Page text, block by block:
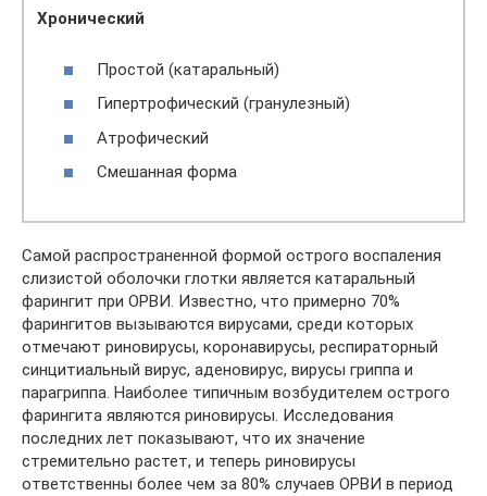
Хронический
Простой (катаральный)
Гипертрофический (гранулезный)
Атрофический
Смешанная форма
Самой распространенной формой острого воспаления
слизистой оболочки глотки является катаральный
фарингит при ОРВИ. Известно, что примерно 70%
фарингитов вызываются вирусами, среди которых
отмечают риновирусы, коронавирусы, респираторный
синцитиальный вирус, аденовирус, вирусы гриппа и
парагриппа. Наиболее типичным возбудителем острого
фарингита являются риновирусы. Исследования
последних лет показывают, что их значение
стремительно растет, и теперь риновирусы
ответственны более чем за 80% случаев ОРВИ в период